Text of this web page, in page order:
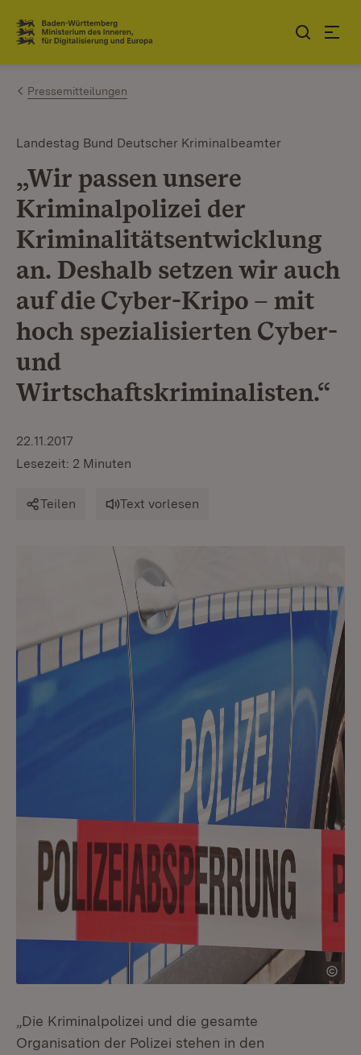
Zum Inhalt springen
Link zur Startseite
Pressemitteilungen
Landestag Bund Deutscher Kriminalbeamter
„Wir passen unsere
Kriminalpolizei der
Kriminalitätsentwicklung
an. Deshalb setzen wir auch
auf die Cyber-Kripo – mit
hoch spezialisierten Cyber-
und
Wirtschaftskriminalisten.“
22.11.2017
Lesezeit: 2 Minuten
Teilen Text vorlesen
„Die Kriminalpolizei und die gesamte
Organisation der Polizei stehen in den